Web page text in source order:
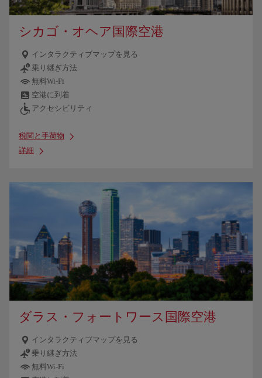
シカゴ・オヘア国際空港
インタラクティブマップを見る
乗り継ぎ方法
無料Wi-Fi
空港に到着
アクセシビリティ
税関と手荷物
詳細
ダラス・フォートワース国際空港
インタラクティブマップを見る
乗り継ぎ方法
無料Wi-Fi